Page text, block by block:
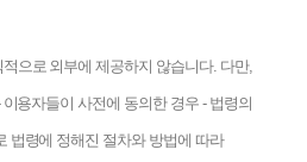
으로 외부에 제공하지 않습니다. 다만,
용자들이 사전에 동의한 경우 - 법령의
법령에 정해진 절차와 방법에 따라